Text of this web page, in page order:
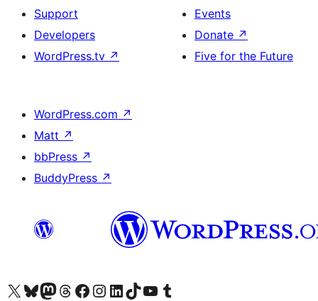
Support
Developers
WordPress.tv ↗
Events
Donate ↗
Five for the Future
WordPress.com ↗
Matt ↗
bbPress ↗
BuddyPress ↗
Visit our X (formerly Twitter) account
ہمارے بلیواسکائی اکاؤنٹ پر جائیں
Visit our Mastodon account
ہمارے ٹھریڈز اکاؤنٹ پر جائیں
Visit our Facebook page
Visit our Instagram account
Visit our LinkedIn account
ہمارے ٹک ٹاک اکاؤنٹ پر جائیں
Visit our YouTube channel
ہمارے ٹمبلر اکاؤنٹ پر جائیں